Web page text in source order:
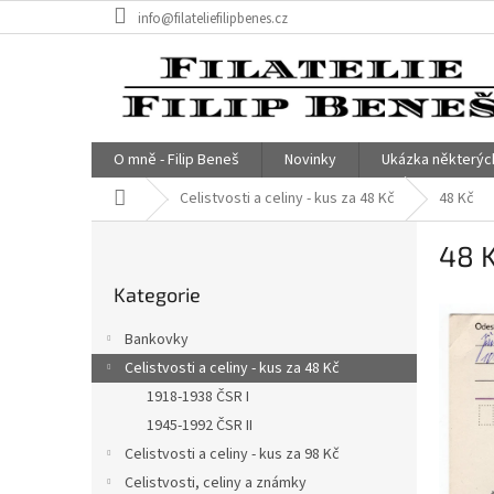
na
info@filateliefilipbenes.cz
O mně - Filip Beneš Novinky Ukázka
Domů Celistvosti a celiny - kus za 48 Kč 48 Kč
a
n
kategorie
Kategorie
Bankovky
Celistvosti a celiny - kus za 48 Kč
1918-1938 ČSR I
1945-1992 ČSR II
Celistvosti a celiny - kus za 98 Kč
Celistvosti, celiny a známky
48